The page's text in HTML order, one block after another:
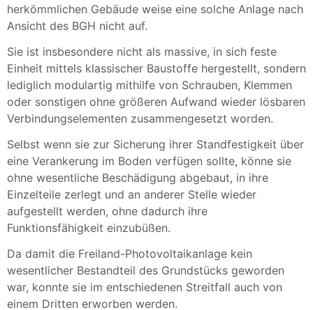
herkömmlichen Gebäude weise eine solche Anlage nach
Ansicht des BGH nicht auf.
Sie ist insbesondere nicht als massive, in sich feste
Einheit mittels klassischer Baustoffe hergestellt, sondern
lediglich modulartig mithilfe von Schrauben, Klemmen
oder sonstigen ohne größeren Aufwand wieder lösbaren
Verbindungselementen zusammengesetzt worden.
Selbst wenn sie zur Sicherung ihrer Standfestigkeit über
eine Verankerung im Boden verfügen sollte, könne sie
ohne wesentliche Beschädigung abgebaut, in ihre
Einzelteile zerlegt und an anderer Stelle wieder
aufgestellt werden, ohne dadurch ihre
Funktionsfähigkeit einzubüßen.
Da damit die Freiland-Photovoltaikanlage kein
wesentlicher Bestandteil des Grundstücks geworden
war, konnte sie im entschiedenen Streitfall auch von
einem Dritten erworben werden.